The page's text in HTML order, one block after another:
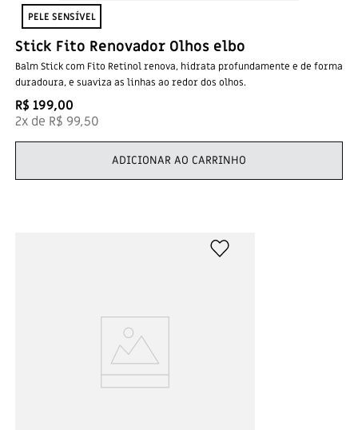
PELE SENSÍVEL​
Stick Fito Renovador Olhos elbo
Balm Stick com Fito Retinol renova, hidrata profundamente e de forma
duradoura, e suaviza as linhas ao redor dos olhos.
R$ 199,00
2x de R$ 99,50
ADICIONAR AO CARRINHO